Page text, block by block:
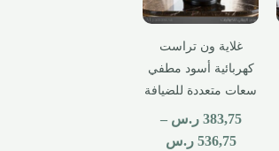
غلاية ون تراست
كهربائية أسود مطفي
سعات متعددة للضيافة
383,75 ر.س –
536,75 ر.س